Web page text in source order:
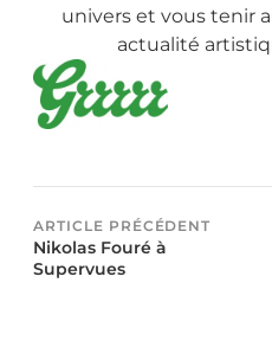
univers et vous tenir
actualité
ARTICLE PRÉCÉDENT
Nikolas Fouré à
Supervues